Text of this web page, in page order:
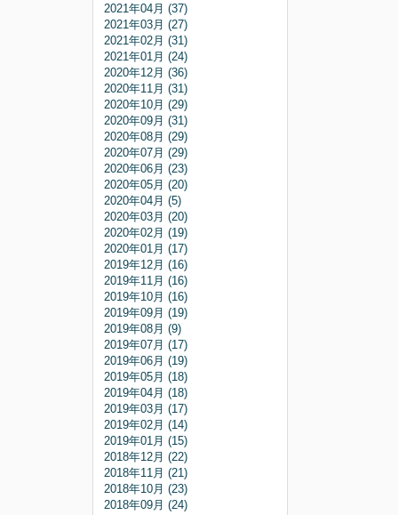
2021年04月 (37)
2021年03月 (27)
2021年02月 (31)
2021年01月 (24)
2020年12月 (36)
2020年11月 (31)
2020年10月 (29)
2020年09月 (31)
2020年08月 (29)
2020年07月 (29)
2020年06月 (23)
2020年05月 (20)
2020年04月 (5)
2020年03月 (20)
2020年02月 (19)
2020年01月 (17)
2019年12月 (16)
2019年11月 (16)
2019年10月 (16)
2019年09月 (19)
2019年08月 (9)
2019年07月 (17)
2019年06月 (19)
2019年05月 (18)
2019年04月 (18)
2019年03月 (17)
2019年02月 (14)
2019年01月 (15)
2018年12月 (22)
2018年11月 (21)
2018年10月 (23)
2018年09月 (24)